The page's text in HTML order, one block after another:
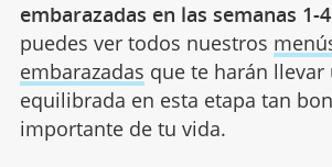
embarazadas en las semanas 1-4
puedes ver todos nuestros
embarazadas que te harán llevar
equilibrada en esta etapa tan
importante de tu vida.